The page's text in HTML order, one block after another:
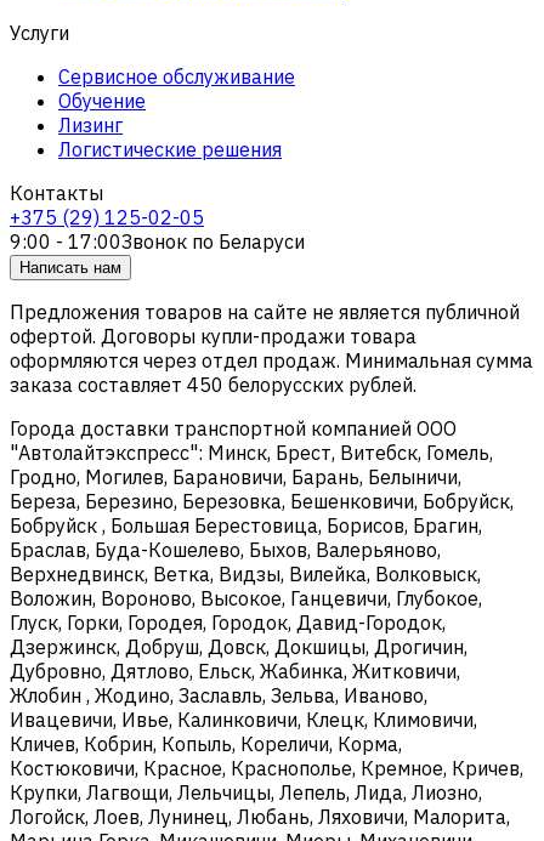
Услуги
Сервисное обслуживание
Обучение
Лизинг
Логистические решения
Контакты
+375 (29) 125-02-05
9:00 - 17:00Звонок по Беларуси
Написать нам
Предложения товаров на сайте не является публичной
офертой. Договоры купли-продажи товара
оформляются через отдел продаж. Минимальная сумма
заказа составляет 450 белорусских рублей.
Города доставки транспортной компанией ООО
"Автолайтэкспресс": Минск, Брест, Витебск, Гомель,
Гродно, Могилев, Барановичи, Барань, Белыничи,
Береза, Березино, Березовка, Бешенковичи, Бобруйск,
Бобруйск , Большая Берестовица, Борисов, Брагин,
Браслав, Буда-Кошелево, Быхов, Валерьяново,
Верхнедвинск, Ветка, Видзы, Вилейка, Волковыск,
Воложин, Вороново, Высокое, Ганцевичи, Глубокое,
Глуск, Горки, Городея, Городок, Давид-Городок,
Дзержинск, Добруш, Довск, Докшицы, Дрогичин,
Дубровно, Дятлово, Ельск, Жабинка, Житковичи,
Жлобин , Жодино, Заславль, Зельва, Иваново,
Ивацевичи, Ивье, Калинковичи, Клецк, Климовичи,
Кличев, Кобрин, Копыль, Кореличи, Корма,
Костюковичи, Красное, Краснополье, Кремное, Кричев,
Крупки, Лагвощи, Лельчицы, Лепель, Лида, Лиозно,
Логойск, Лоев, Лунинец, Любань, Ляховичи, Малорита,